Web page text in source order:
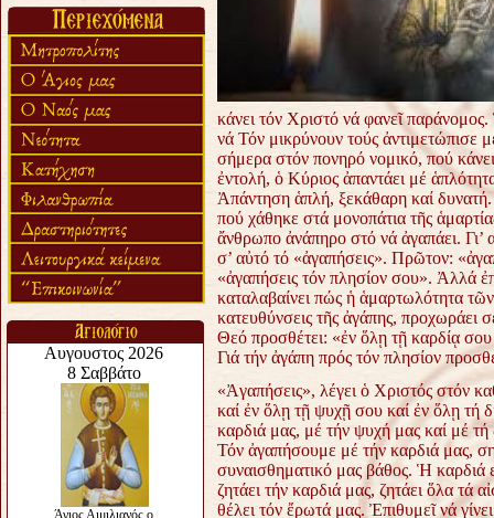
«πολύ αργά».
Ζητείται....
κάνει τόν Χριστό νά φανεῖ
νά Τόν μικρύνουν τούς ἀντιμετώπισε
σήμερα στόν πονηρό νομικό, πού
ἐντολή, ὁ Κύριος ἀπαντάει μέ
Ἀπάντηση ἁπλή, ξεκάθαρη καί
πού χάθηκε στά μονοπάτια τῆς
ἄνθρωπο ἀνάπηρο στό νά ἀγαπάει. Γι’
σ’ αὐτό τό «ἀγαπήσεις». Πρῶτον:
«ἀγαπήσεις τόν πλησίον σου». Ἀλλά
καταλαβαίνει πώς ἡ ἁμαρτωλότητα
κατευθύνσεις τῆς ἀγάπης, προχωράει
Θεό προσθέτει: «ἐν ὅλῃ τῇ καρδίᾳ
Γιά τήν ἀγάπη πρός τόν πλησίον
«Ἀγαπήσεις», λέγει ὁ Χριστός στόν
καί ἐν ὅλῃ τῇ ψυχῇ σου καί ἐν ὅλῃ τή
καρδιά μας, μέ τήν ψυχή μας καί μέ
Τόν ἀγαπήσουμε μέ τήν καρδιά μας,
συναισθηματικό μας βάθος. Ἡ καρδιά
ζητάει τήν καρδιά μας, ζητάει ὅλα τά
θέλει τόν ἔρωτά μας. Ἐπιθυμεῖ νά